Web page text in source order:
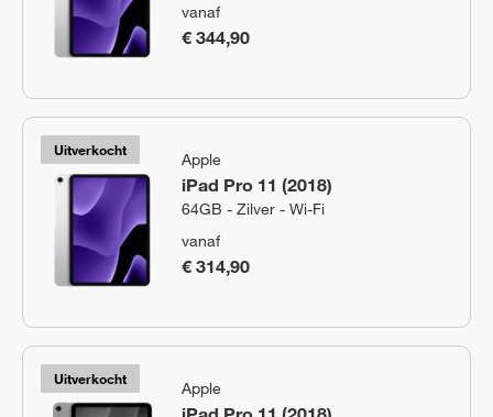
vanaf
€ 344,90
Uitverkocht Apple
iPad Pro 11 (2018)
64GB - Zilver - Wi-Fi
vanaf
€ 314,90
Uitverkocht Apple